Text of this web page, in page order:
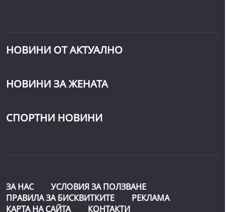
НОВИНИ ОТ АКТУАЛНО
НОВИНИ ЗА ЖЕНАТА
СПОРТНИ НОВИНИ
ЗА НАС
УСЛОВИЯ ЗА ПОЛЗВАНЕ
ПРАВИЛА ЗА БИСКВИТКИТЕ
РЕКЛАМА
КАРТА НА САЙТА
КОНТАКТИ